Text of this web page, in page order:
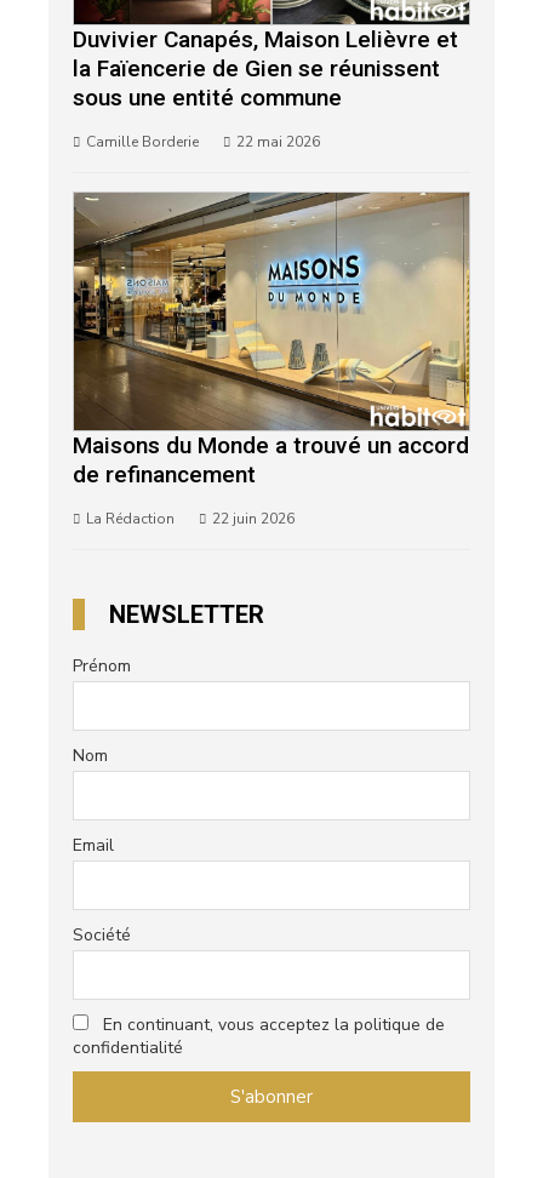
Duvivier Canapés, Maison Lelièvre et
la Faïencerie de Gien se réunissent
sous une entité commune
Camille Borderie 22 mai 2026
Maisons du Monde a trouvé un accord
de refinancement
La Rédaction 22 juin 2026
NEWSLETTER
Prénom
Nom
Email
Société
En continuant, vous acceptez la politique de
confidentialité